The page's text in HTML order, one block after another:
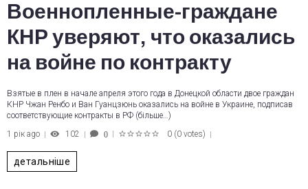
Военнопленные-граждане
КНР уверяют, что оказались
на войне по контракту
Взятые в плен в начале апреля этого года в Донецкой области двое граждан
КНР Чжан Ренбо и Ван Гуанцзюнь оказались на войне в Украине, подписав
соответствующие контракты в РФ (більше…)
1 рік ago
102 0 0 (0 votes)
детальніше